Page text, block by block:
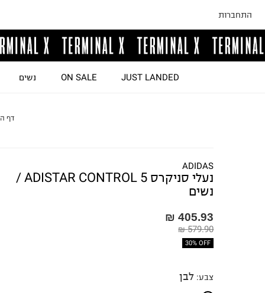
התחברות
JUST LANDED
ON SALE נשים
דף
ADIDAS
נעלי סניקרס ADISTAR CONTROL 5 /
נשים
405.93 ₪
579.90 ₪
30% OFF
צבע: לבן